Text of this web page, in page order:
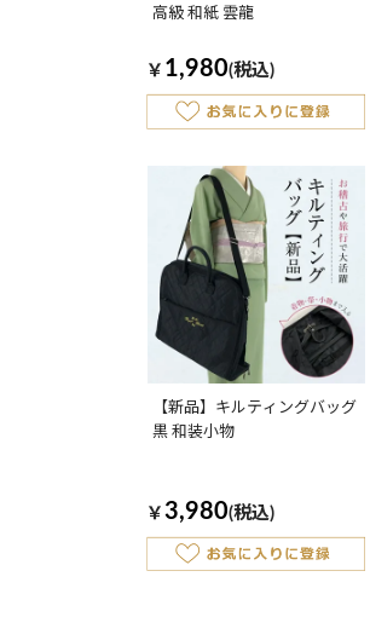
高級 和紙 雲龍
￥ 1,980(税込)
【新品】キルティングバッグ
黒 和装小物
￥ 3,980(税込)